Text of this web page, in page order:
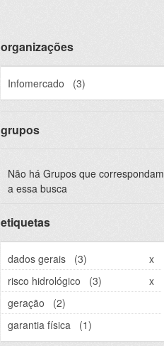
organizações
Infomercado (3)
grupos
Não há Grupos que correspondam
a essa busca
etiquetas
dados gerais (3)
x
risco hidrológico
(3)
x
geração
(2)
garantia física
(1)